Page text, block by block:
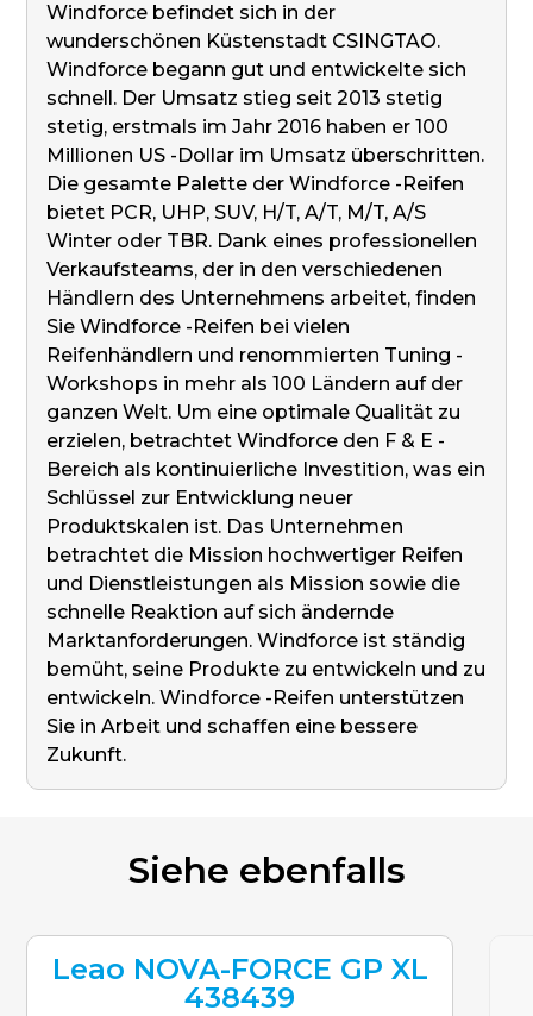
Windforce befindet sich in der
wunderschönen Küstenstadt CSINGTAO.
Windforce begann gut und entwickelte sich
schnell. Der Umsatz stieg seit 2013 stetig
stetig, erstmals im Jahr 2016 haben er 100
Millionen US -Dollar im Umsatz überschritten.
Die gesamte Palette der Windforce -Reifen
bietet PCR, UHP, SUV, H/T, A/T, M/T, A/S
Winter oder TBR. Dank eines professionellen
Verkaufsteams, der in den verschiedenen
Händlern des Unternehmens arbeitet, finden
Sie Windforce -Reifen bei vielen
Reifenhändlern und renommierten Tuning -
Workshops in mehr als 100 Ländern auf der
ganzen Welt. Um eine optimale Qualität zu
erzielen, betrachtet Windforce den F & E -
Bereich als kontinuierliche Investition, was ein
Schlüssel zur Entwicklung neuer
Produktskalen ist. Das Unternehmen
betrachtet die Mission hochwertiger Reifen
und Dienstleistungen als Mission sowie die
schnelle Reaktion auf sich ändernde
Marktanforderungen. Windforce ist ständig
bemüht, seine Produkte zu entwickeln und zu
entwickeln. Windforce -Reifen unterstützen
Sie in Arbeit und schaffen eine bessere
Zukunft.
Siehe ebenfalls
Leao NOVA-FORCE GP XL
438439